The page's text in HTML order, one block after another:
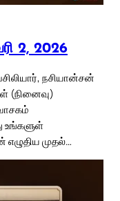
2, 2026
நசியான்சன்
(நினைவு)
உங்களுள்
எழுதிய முதல்…